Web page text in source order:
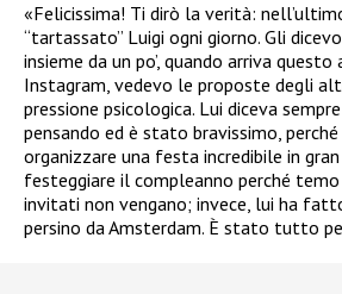
«Felicissima! Ti dirò la verità:
“tartassato” Luigi ogni giorno. Gli
insieme da un po’, quando arriva questo
Instagram, vedevo le proposte degli
pressione psicologica. Lui diceva
pensando ed è stato bravissimo,
organizzare una festa incredibile in
festeggiare il compleanno perché
invitati non vengano; invece, lui ha
persino da Amsterdam. È stato tutto